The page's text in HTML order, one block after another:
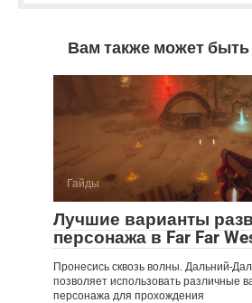
Вам также может быть
Гайды
Лучшие варианты
персонажа в Far Far
Пронесись сквозь волны. Дальний-
позволяет использовать различные
персонажа для прохождения